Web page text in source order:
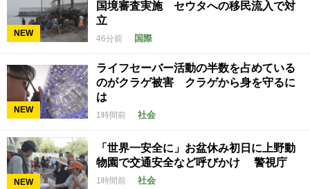
NEW
国境審査実施 セウタへの移民流入で対
立
46分前 国際
NEW
ライフセーバー活動の半数を占めている
のがクラゲ被害 クラゲから身を守るに
は
1時間前 社会
NEW
「世界一安全に」お盆休み初日に上野動
物園で交通安全など呼びかけ 警視庁
1時間前 社会